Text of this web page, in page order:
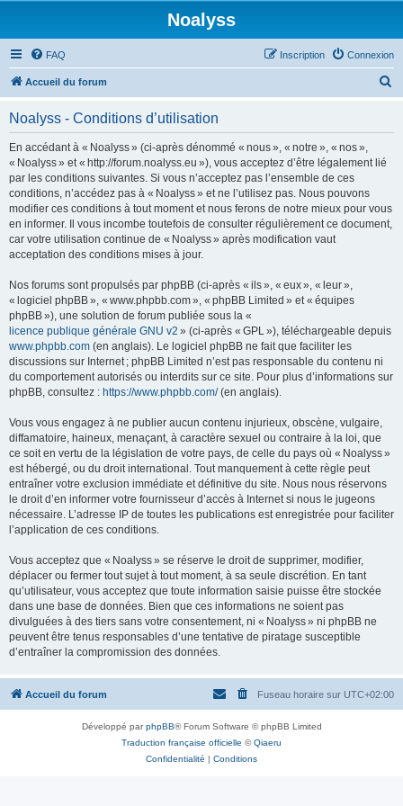
Noalyss
FAQ Connexion
Inscription
Accueil du forum
Noalyss - Conditions d’utilisation
En accédant à « Noalyss » (ci-après dénommé « nous », « notre », « nos »,
« Noalyss » et « http://forum.noalyss.eu »), vous acceptez d’être légalement lié
par les conditions suivantes. Si vous n’acceptez pas l’ensemble de ces
conditions, n’accédez pas à « Noalyss » et ne l’utilisez pas. Nous pouvons
modifier ces conditions à tout moment et nous ferons de notre mieux pour vous
en informer. Il vous incombe toutefois de consulter régulièrement ce document,
car votre utilisation continue de « Noalyss » après modification vaut
acceptation des conditions mises à jour.
Nos forums sont propulsés par phpBB (ci-après « ils », « eux », « leur »,
« logiciel phpBB », « www.phpbb.com », « phpBB Limited » et « équipes
phpBB »), une solution de forum publiée sous la «
licence publique générale GNU v2 » (ci-après « GPL »), téléchargeable depuis
www.phpbb.com (en anglais). Le logiciel phpBB ne fait que faciliter les
discussions sur Internet ; phpBB Limited n’est pas responsable du contenu ni
du comportement autorisés ou interdits sur ce site. Pour plus d’informations sur
phpBB, consultez : https://www.phpbb.com/(en anglais).
Vous vous engagez à ne publier aucun contenu injurieux, obscène, vulgaire,
diffamatoire, haineux, menaçant, à caractère sexuel ou contraire à la loi, que
ce soit en vertu de la législation de votre pays, de celle du pays où « Noalyss »
est hébergé, ou du droit international. Tout manquement à cette règle peut
entraîner votre exclusion immédiate et définitive du site. Nous nous réservons
le droit d’en informer votre fournisseur d’accès à Internet si nous le jugeons
nécessaire. L’adresse IP de toutes les publications est enregistrée pour faciliter
l’application de ces conditions.
Vous acceptez que « Noalyss » se réserve le droit de supprimer, modifier,
déplacer ou fermer tout sujet à tout moment, à sa seule discrétion. En tant
qu’utilisateur, vous acceptez que toute information saisie puisse être stockée
dans une base de données. Bien que ces informations ne soient pas
divulguées à des tiers sans votre consentement, ni « Noalyss » ni phpBB ne
peuvent être tenus responsables d’une tentative de piratage susceptible
d’entraîner la compromission des données.
Accueil du forum Fuseau horaire sur UTC+02:00
Développé parphpBB® Forum Software © phpBB Limited
Traduction française officielle ©Qiaeru
Confidentialité | Conditions